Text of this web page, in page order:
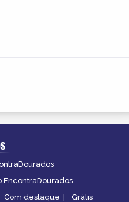
EncontraDourados
Com destaque | Grátis